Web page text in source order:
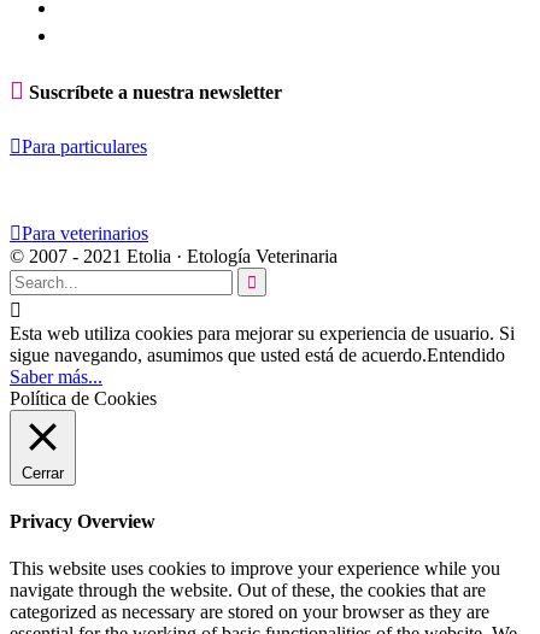
 Suscríbete a nuestra newsletter
Para particulares
Para veterinarios
© 2007 - 2021 Etolia · Etología Veterinaria


Esta web utiliza cookies para mejorar su experiencia de usuario. Si
sigue navegando, asumimos que usted está de acuerdo.Entendido
Saber más...
Política de Cookies
Cerrar
Privacy Overview
This website uses cookies to improve your experience while you
navigate through the website. Out of these, the cookies that are
categorized as necessary are stored on your browser as they are